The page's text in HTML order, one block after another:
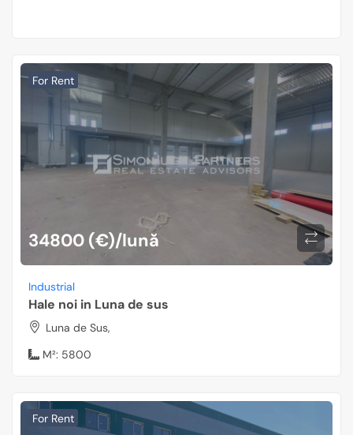
For Rent
34800 (€)/lună
Industrial
Hale noi in Luna de sus
Luna de Sus,
M²: 5800
For Rent